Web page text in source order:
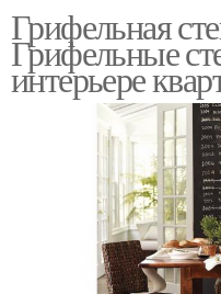
Грифельная
Грифельные
интерьере